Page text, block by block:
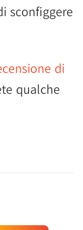
sconfiggere
di
qualche